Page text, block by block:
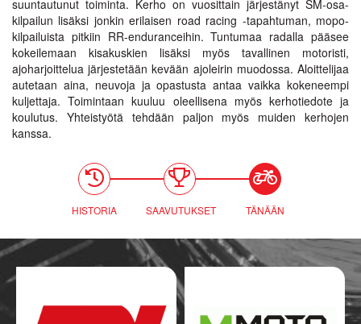
suuntautunut toiminta. Kerho on vuosittain järjestänyt SM-osa-
kilpailun lisäksi jonkin erilaisen road racing -tapahtuman, mopo-
kilpailuista pitkiin RR-enduranceihin. Tuntumaa radalla pääsee
kokeilemaan kisakuskien lisäksi myös tavallinen motoristi,
ajoharjoittelua järjestetään kevään ajoleirin muodossa. Aloittelijaa
autetaan aina, neuvoja ja opastusta antaa vaikka kokeneempi
kuljettaja. Toimintaan kuuluu oleellisena myös kerhotiedote ja
koulutus. Yhteistyötä tehdään paljon myös muiden kerhojen
kanssa.
HISTORIA SAAVUTUKSET TÄNÄÄN